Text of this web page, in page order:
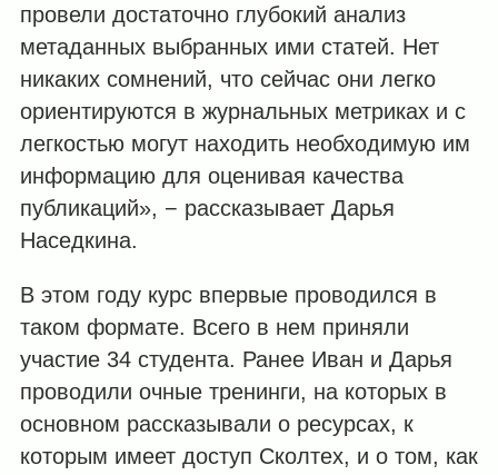
провели достаточно глубокий анализ
метаданных выбранных ими статей. Нет
никаких сомнений, что сейчас они легко
ориентируются в журнальных метриках и с
легкостью могут находить необходимую им
информацию для оценивая качества
публикаций», − рассказывает Дарья
Наседкина.
В этом году курс впервые проводился в
таком формате. Всего в нем приняли
участие 34 студента. Ранее Иван и Дарья
проводили очные тренинги, на которых в
основном рассказывали о ресурсах, к
которым имеет доступ Сколтех, и о том, как